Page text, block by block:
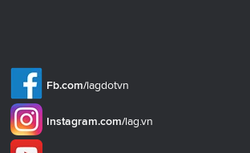
Fb.com/lagdotvn
Instagram.com/lag.vn